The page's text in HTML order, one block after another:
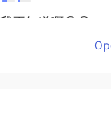
我不知道啊😔😥